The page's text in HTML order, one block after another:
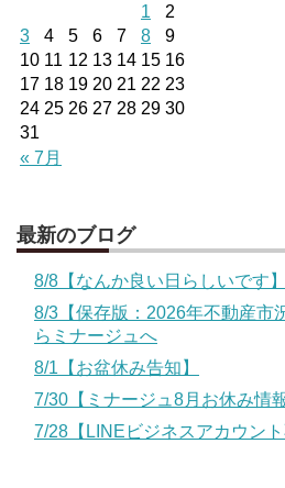
« 7月
1
2
3
4 5 6 7 8
9
10 11 12 13 14 15 16
17 18 19 20 21 22 23
24 25 26 27 28 29 30
31
最新のブログ
8/8【なんか良い日らしいです】
8/3【保存版：2026年不動産市
らミナージュへ
8/1【お盆休み告知】
7/30【ミナージュ8月お休み情報
7/28【LINEビジネスアカウント